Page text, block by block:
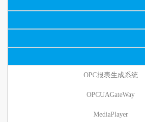
OPC报表生成系统
OPCUAGateWay
MediaPlayer